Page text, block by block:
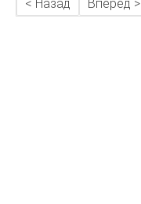
< Назад Вперёд >